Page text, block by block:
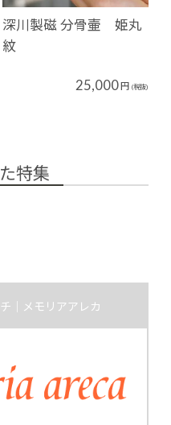
深川製磁 分骨壷 姫丸
紋
25,000円 (税抜)
特集
｜メモリアアレカ